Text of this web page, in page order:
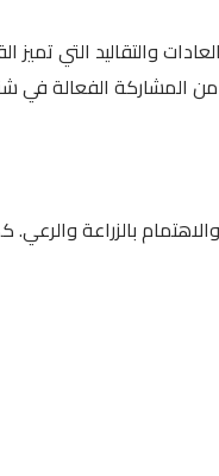
والتقاليد التي تميز
من المشاركة الفعالة في
بالزراعة والرعي.